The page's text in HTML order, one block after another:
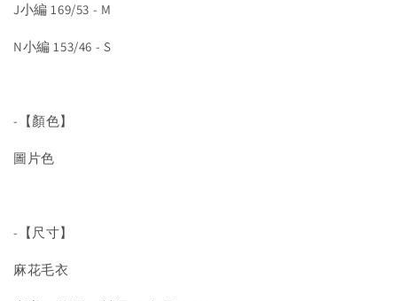
J小編 169/53 - M
N小編 153/46 - S
-【顏色】
圖片色
-【尺寸】
麻花毛衣